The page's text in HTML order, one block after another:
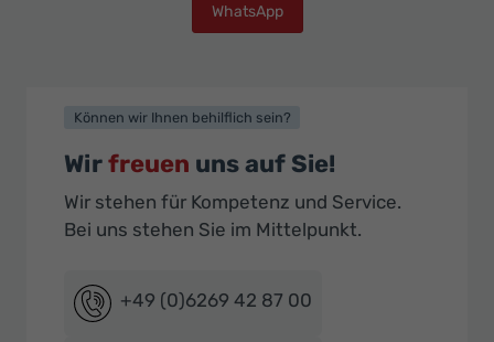
WhatsApp
Können wir Ihnen behilflich sein?
Wirfreuen uns auf Sie!
Wir stehen für Kompetenz und Service.
Bei uns stehen Sie im Mittelpunkt.
+49 (0)6269 42 87 00